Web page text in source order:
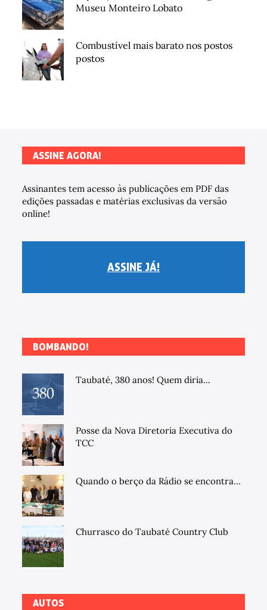
Museu Monteiro Lobato
Combustível mais barato nos postos
postos
ASSINE AGORA!
Assinantes tem acesso às publicações em PDF das
edições passadas e matérias exclusivas da versão
online!
ASSINE JÁ!
BOMBANDO!
Taubaté, 380 anos! Quem diria...
Posse da Nova Diretoria Executiva do
TCC
Quando o berço da Rádio se encontra...
Churrasco do Taubaté Country Club
AUTOS